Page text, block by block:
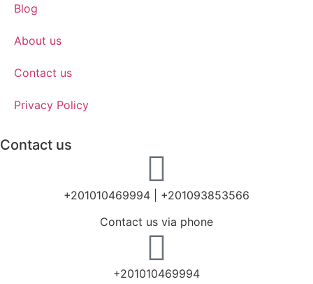
Blog
About us
Contact us
Privacy Policy
Contact us
+201010469994 | +201093853566
Contact us via phone
+201010469994